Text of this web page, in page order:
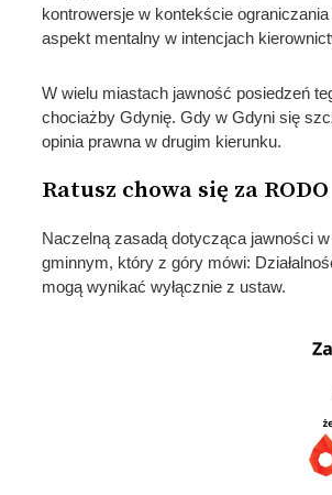
kontrowersje w kontekście
aspekt mentalny w intencjach
W wielu miastach jawność posiedzeń
chociażby Gdynię. Gdy w Gdyni się
opinia prawna w drugim kierunku.
Ratusz chowa się za RODO
Naczelną zasadą dotycząca jawności
gminnym, który z góry mówi:
mogą wynikać wyłącznie z ustaw.